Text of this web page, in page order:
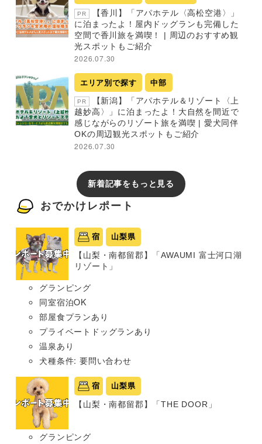
PR
【香川】「アパホテル〈高松空港〉」
に泊まったよ！屋内ドッグランも完備した
空間で香川旅を満喫！ | 周辺のおすすめ観
光スポットもご紹介
2026.07.30
エリア別で探す 中部
PR
【新潟】「アパホテル＆リゾート〈上
越妙高〉」に泊まったよ！大自然を間近で
感じながらのリゾート旅を満喫 | 愛犬同伴
OKの周辺観光スポットもご紹介
2026.07.30
新着記事をもっと見る
おでかけレポート
宿 山梨県
【山梨・南都留郡】「AWAUMI 富士河口湖
リゾート」
グランピング
同室宿泊OK
部屋食プランあり
プライベートドッグランあり
温泉あり
犬種条件: 要問い合わせ
宿 山梨県
【山梨・南都留郡】「THE DOOR」
グランピング